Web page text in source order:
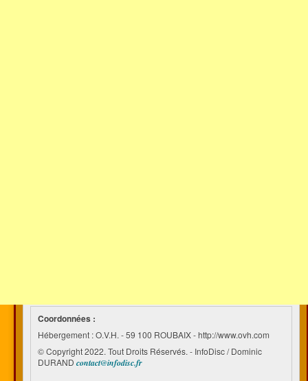
Coordonnées :
Hébergement : O.V.H. - 59 100 ROUBAIX - http://www.ovh.com
© Copyright 2022. Tout Droits Réservés. - InfoDisc / Dominic
DURAND contact@infodisc.fr